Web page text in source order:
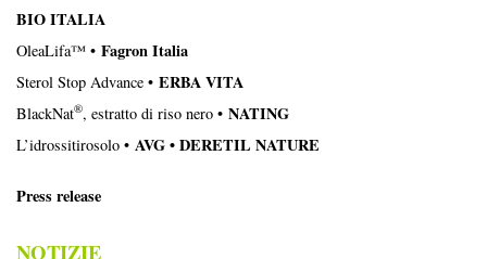
BIO ITALIA
OleaLifa™ • Fagron Italia
Sterol Stop Advance • ERBA VITA
BlackNat®, estratto di riso nero • NATING
L’idrossitirosolo • AVG • DERETIL NATURE
Press release
NOTIZIE